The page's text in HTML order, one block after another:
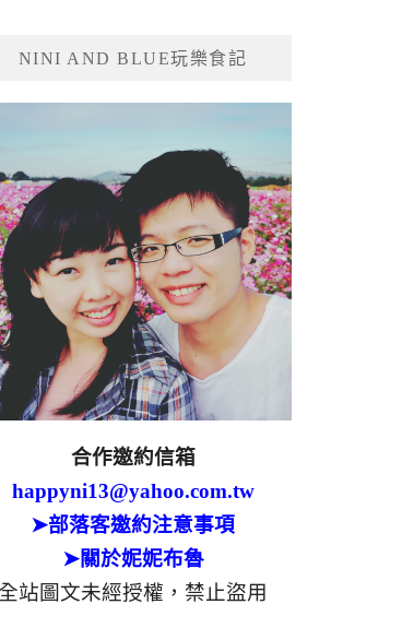
NINI AND BLUE玩樂食記
合作邀約信箱
happyni13@yahoo.com.tw
➤部落客邀約注意事項
➤關於妮妮布魯
全站圖文未經授權，禁止盜用